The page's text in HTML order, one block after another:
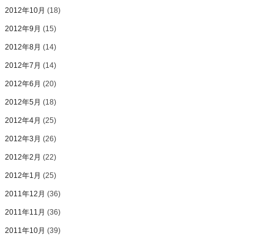
2012年10月 (18)
2012年9月 (15)
2012年8月 (14)
2012年7月 (14)
2012年6月 (20)
2012年5月 (18)
2012年4月 (25)
2012年3月 (26)
2012年2月 (22)
2012年1月 (25)
2011年12月 (36)
2011年11月 (36)
2011年10月 (39)